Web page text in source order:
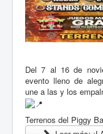
Del 7 al 16 de
evento lleno de
une a las y los
Terrenos del Piggy